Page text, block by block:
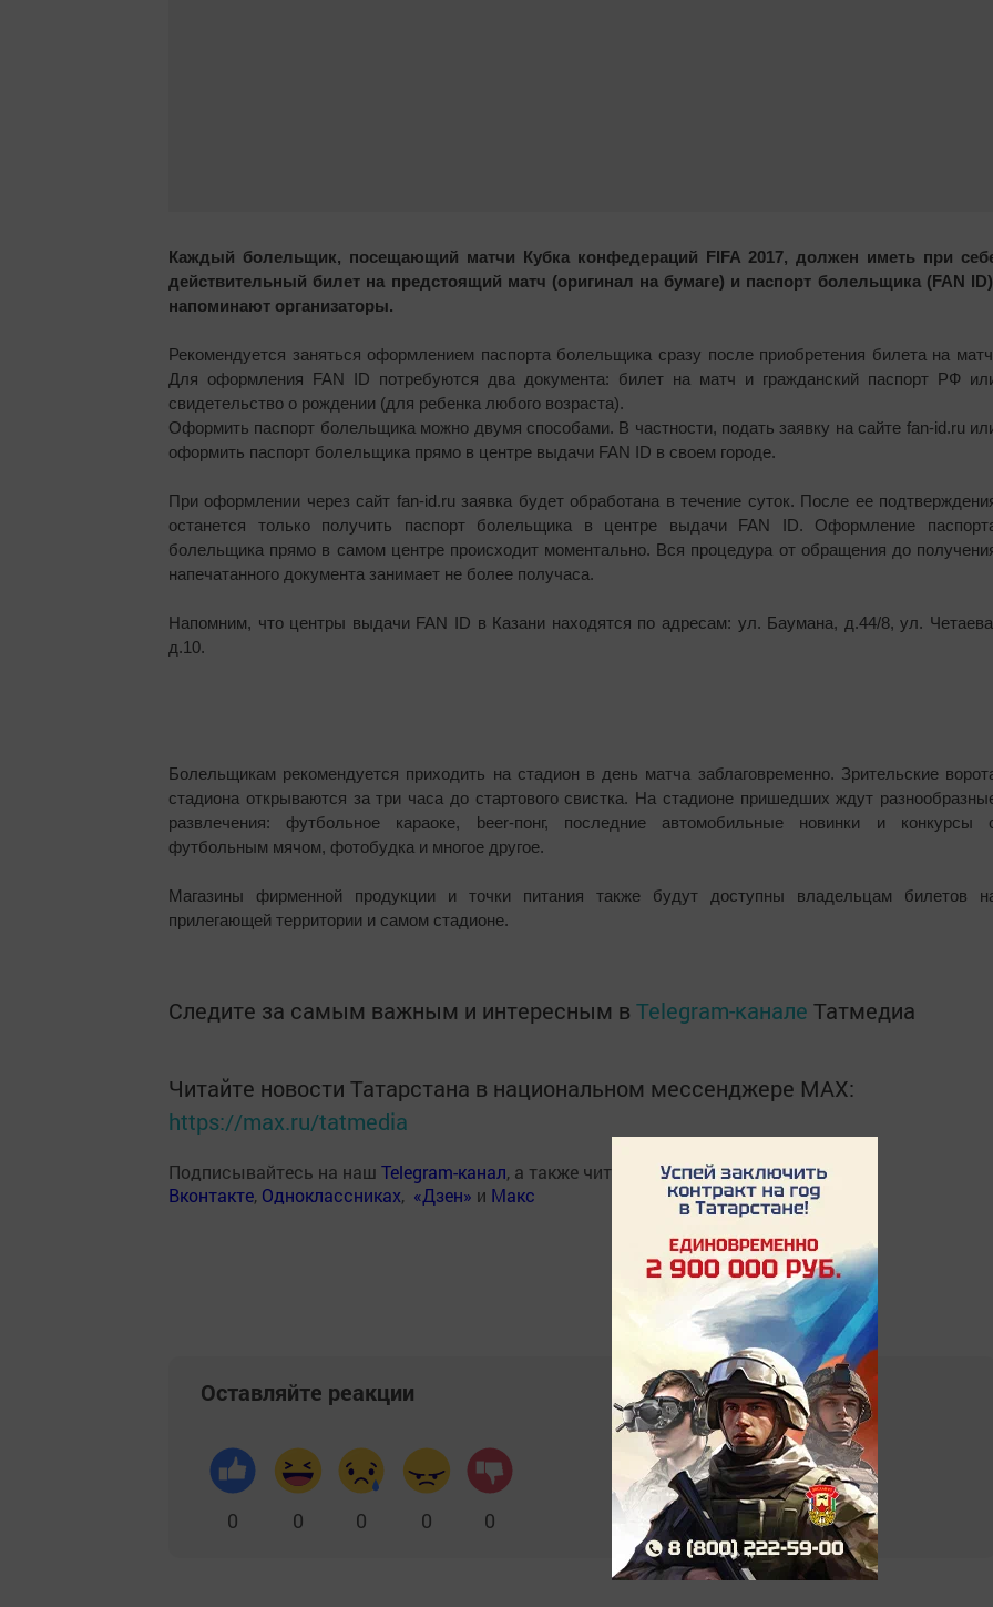
Каждый болельщик, посещающий матчи Кубка конфедераций FIFA 2017, должен иметь при
действительный билет на предстоящий матч (оригинал на бумаге) и паспорт болельщика (FAN
напоминают организаторы.
Рекомендуется заняться оформлением паспорта болельщика сразу после приобретения билета на
Для оформления FAN ID потребуются два документа: билет на матч и гражданский паспорт РФ
свидетельство о рождении (для ребенка любого возраста).
Оформить паспорт болельщика можно двумя способами. В частности, подать заявку на сайте fan-id.ru
оформить паспорт болельщика прямо в центре выдачи FAN ID в своем городе.
При оформлении через сайт fan-id.ru заявка будет обработана в течение суток. После ее
останется только получить паспорт болельщика в центре выдачи FAN ID. Оформление
болельщика прямо в самом центре происходит моментально. Вся процедура от обращения до
напечатанного документа занимает не более получаса.
Напомним, что центры выдачи FAN ID в Казани находятся по адресам: ул. Баумана, д.44/8, ул.
д.10.
Болельщикам рекомендуется приходить на стадион в день матча заблаговременно. Зрительские
стадиона открываются за три часа до стартового свистка. На стадионе пришедших ждут
развлечения: футбольное караоке, beer-понг, последние автомобильные новинки и конкурсы
футбольным мячом, фотобудка и многое другое.
Магазины фирменной продукции и точки питания также будут доступны владельцам билетов
прилегающей территории и самом стадионе.
Следите за самым важным и интересным в Telegram-канале Татмедиа
Читайте новости Татарстана в национальном мессенджере MАХ:
https://max.ru/tatmedia
Подписывайтесь на наш Telegram-канал, а также читайте нас
Вконтакте, Одноклассниках, «Дзен» и Макс
Оставляйте реакции
0 0 0 0 0